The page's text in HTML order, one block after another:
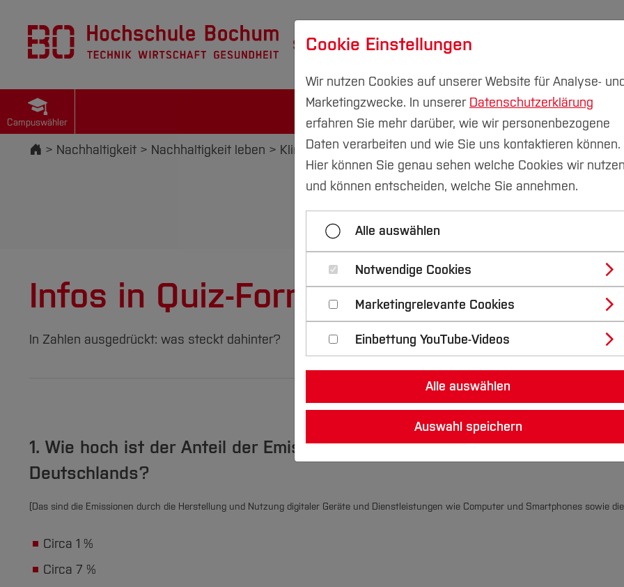
Studium Forschung & Transfer
Campuswähler
Startseite
Nachhaltigkeit Nachhaltigkeit leben Klimaschutzmanagement Quiz
Quiz
Infos in Quiz-Form
In Zahlen ausgedrückt: was steckt dahinter?
1. Wie hoch ist der Anteil der Emissionen durch digitale Technologien an
Deutschlands?
(Das sind die Emissionen durch die Herstellung und Nutzung digitaler Geräte und Dienstleistungen wie Computer und Smartphones sowie
Circa 1 %
Circa 7 %
Cookie Einstellungen
Wir nutzen Cookies auf unserer Website für Analyse- und
Marketingzwecke. In unserer Datenschutzerklärung
erfahren Sie mehr darüber, wie wir personenbezogene
Daten verarbeiten und wie Sie uns kontaktieren können.
Hier können Sie genau sehen welche Cookies wir nutzen
und können entscheiden, welche Sie annehmen.
Alle auswählen
Notwendige Cookies
Marketingrelevante Cookies
Einbettung YouTube-Videos
Alle auswählen
Auswahl speichern